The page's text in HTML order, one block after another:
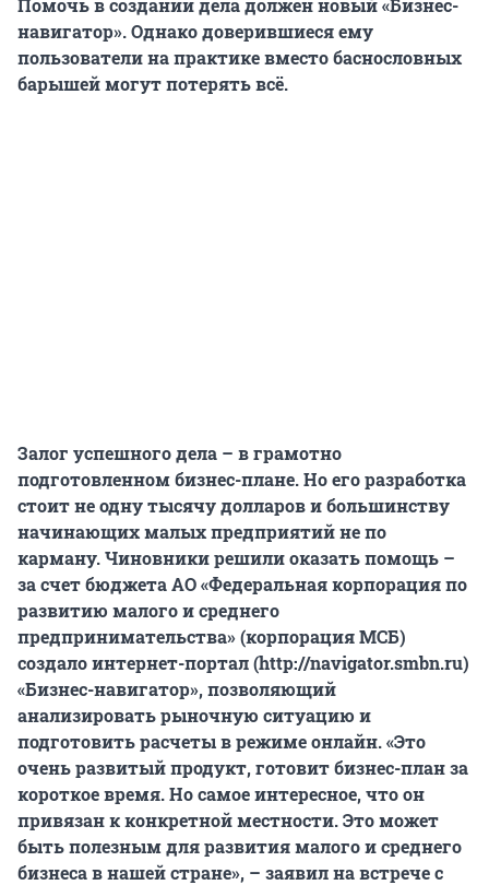
навигатор». Однако доверившиеся ему
пользователи на практике вместо баснословных
барышей могут потерять всё.
Залог успешного дела – в грамотно
подготовленном бизнес-плане. Но его разработка
стоит не одну тысячу долларов и большинству
начинающих малых предприятий не по
карману. Чиновники решили оказать помощь –
за счет бюджета АО «Федеральная корпорация по
развитию малого и среднего
предпринимательства» (корпорация МСБ)
создало интернет-портал (http://navigator.smbn.ru)
«Бизнес-навигатор», позволяющий
анализировать рыночную ситуацию и
подготовить расчеты в режиме онлайн. «Это
очень развитый продукт, готовит бизнес-план за
короткое время. Но самое интересное, что он
привязан к конкретной местности. Это может
быть полезным для развития малого и среднего
бизнеса в нашей стране», – заявил на встрече с